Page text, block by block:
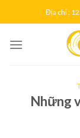
to
Địa chỉ :
Những